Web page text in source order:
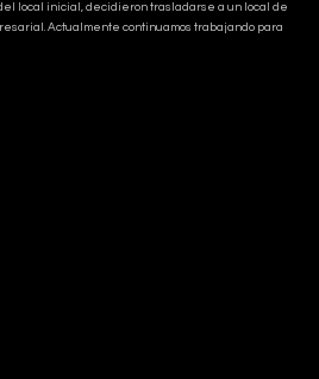
local inicial, decidieron trasladarse a un local de
Actualmente continuamos trabajando para